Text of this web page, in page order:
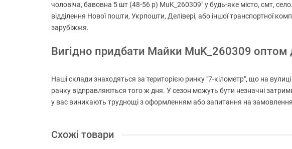
чоловіча, бавовна 5 шт (48-56 р) MuK_260309" у будь-яке місто, смт,
відділення Нової пошти, Укрпошти, Делівері, або іншої транспортної
зарубіжжя.
Вигідно придбати Майки MuK_260309
Наші склади знаходяться за територією ринку "7-кілометр", що на
ранку відправляються того ж дня. У сезон можуть бути незначні
у вас виникають труднощі з оформленням або запитання на
Схожі товари